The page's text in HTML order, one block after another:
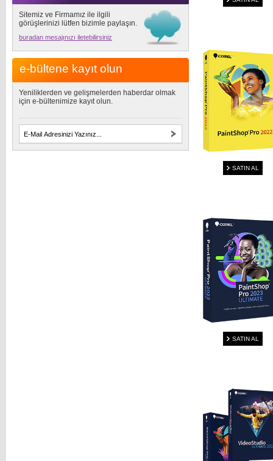
SATIN AL
SATIN AL
Sitemiz ve Firmamız ile ilgili
görüşlerinizi lütfen bizimle paylaşın.
buradan mesajınızı iletebilirsiniz
e-bültene kayıt olun
Yeniliklerden ve gelişmelerden haberdar olmak
için e-bültenimize kayıt olun.